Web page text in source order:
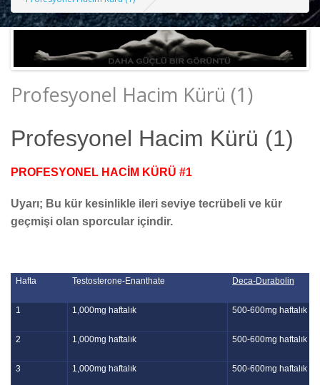
Profesyonel Hacim Kürü (1)
Profesyonel Hacim Kürü (1)
PROFESYONEL HACİM KÜRÜ #1
Uyarı; Bu kür kesinlikle ileri seviye tecrübeli ve kür
geçmişi olan sporcular içindir.
Hafta Testosterone-Enanthate Deca-Durabolin
1 1,000mg haftalık 500-600mg haftalık
2 1,000mg haftalık 500-600mg haftalık
3 1,000mg haftalık 500-600mg haftalık